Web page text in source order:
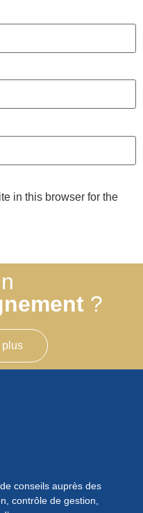
in this browser for the
?
plus
conseils auprès des
contrôle de gestion,